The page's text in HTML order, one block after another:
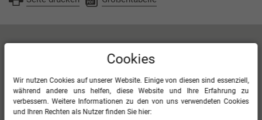
Eine Trainingsjacke wäre zu viel, aber du brauchst trotzdem eine
zusätzliche Schicht? Dann ist dieses adidas Longsleeve genau das
Richtige. Es ist schmal geschnitten, damit es unter dein
Cookies
Wir nutzen Cookies auf unserer Website. Einige von diesen sind essenziell,
während andere uns helfen, diese Website und Ihre Erfahrung zu
verbessern. Weitere Informationen zu den von uns verwendeten Cookies
und Ihren Rechten als Nutzer finden Sie hier: